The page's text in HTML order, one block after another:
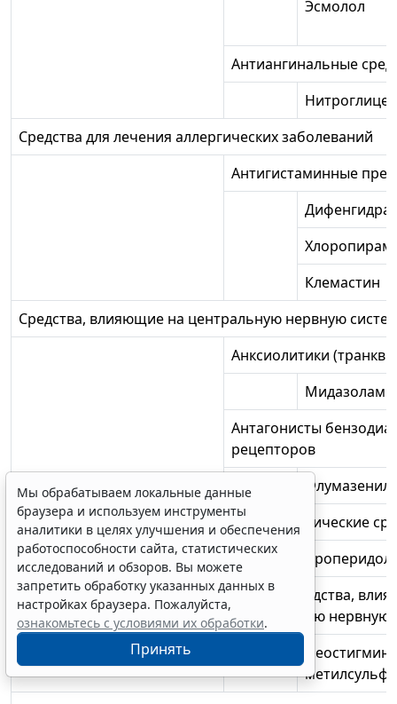
Эсмолол
Антиангинальные
Средства для лечения аллергических заболеваний
Антигистаминные
Клемастин
Средства, влияющие на центральную нервную
Анксиолитики
Мидазолам
Антагонисты
рецепторов
Флумазенил
Антипсихотические
Дроперидол
Прочие средства,
центральную нервную
Неостигмина
Мы обрабатываем локальные данные
браузера и используем инструменты
аналитики в целях улучшения и обеспечения
работоспособности сайта, статистических
исследований и обзоров. Вы можете
запретить обработку указанных данных в
настройках браузера. Пожалуйста,
ознакомьтесь с условиями их обработки.
Принять